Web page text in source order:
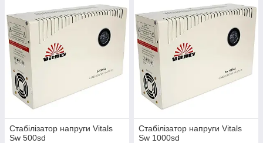
Стабілізатор напруги Vitals
Sw 500sd
Стабілізатор напруги Vitals
Sw 1000sd